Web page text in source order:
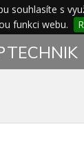
souhlasíte s
funkci webu.
TECHNIK